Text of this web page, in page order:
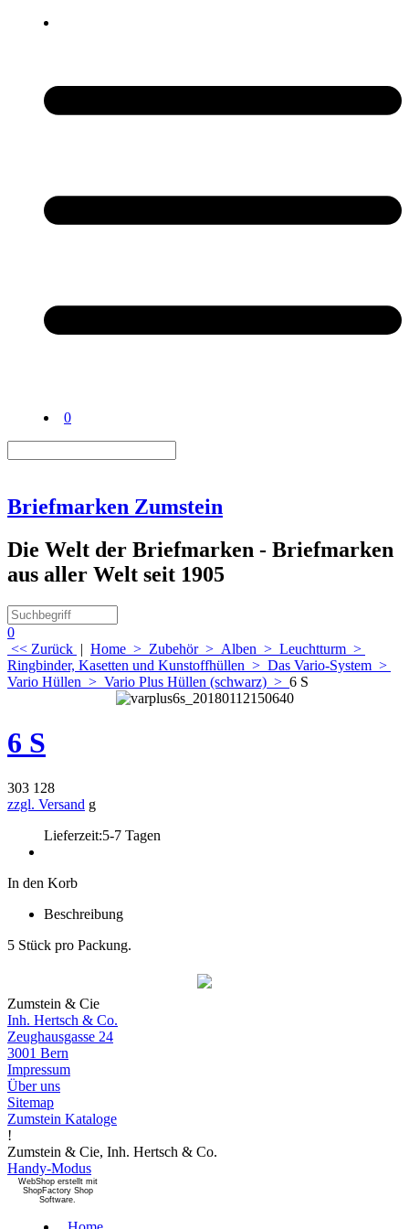
0
Briefmarken Zumstein
Die Welt der Briefmarken - Briefmarken
aus aller Welt seit 1905
0
<< Zurück | Home > Zubehör> Alben > Leuchtturm >
Ringbinder, Kasetten und Kunstoffhüllen > Das Vario-System >
Vario Hüllen > Vario Plus Hüllen (schwarz) > 6 S
6 S
303 128
zzgl. Versand g
Lieferzeit:5-7 Tagen
In den Korb
Beschreibung
5 Stück pro Packung.
Zumstein & Cie
Inh. Hertsch & Co.
Zeughausgasse 24
3001 Bern
Impressum
Über uns
Sitemap
Zumstein Kataloge
!
Zumstein & Cie, Inh. Hertsch & Co.
Handy-Modus
WebShop erstellt mit
ShopFactory Shop
Software.